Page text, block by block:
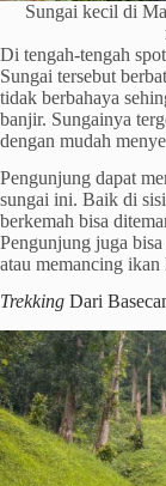
Sungai kecil di
Di tengah-tengah
Sungai tersebut
tidak berbahaya
banjir. Sungainya
dengan mudah
Pengunjung dapat
sungai ini. Baik di
berkemah bisa
Pengunjung juga
atau memancing ikan
Trekking Dari